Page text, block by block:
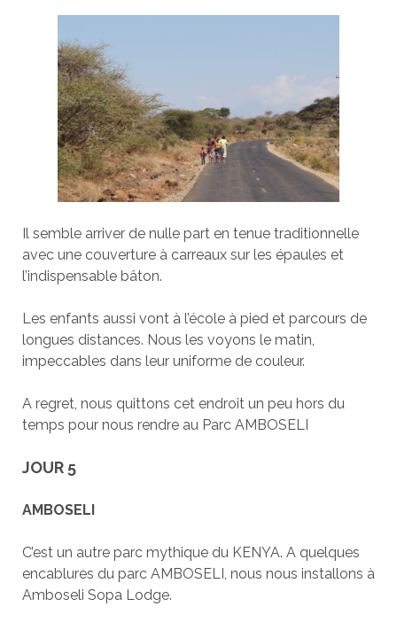
Il semble arriver de nulle part en tenue traditionnelle
avec une couverture à carreaux sur les épaules et
l’indispensable bâton.
Les enfants aussi vont à l’école à pied et parcours de
longues distances. Nous les voyons le matin,
impeccables dans leur uniforme de couleur.
A regret, nous quittons cet endroit un peu hors du
temps pour nous rendre au Parc AMBOSELI
JOUR 5
AMBOSELI
C’est un autre parc mythique du KENYA. A quelques
encablures du parc AMBOSELI, nous nous installons à
Amboseli Sopa Lodge.